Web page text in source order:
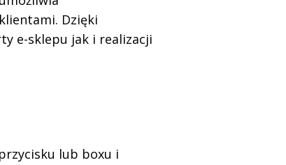
Dzięki
e-sklepu jak i realizacji
lub boxu i